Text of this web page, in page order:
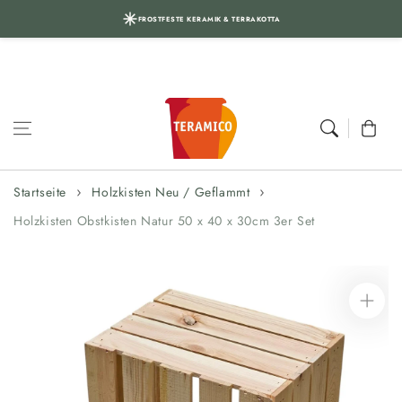
FROSTFESTE KERAMIK & TERRAKOTTA
Zum Inhalt
Startseite
Holzkisten Neu / Geflammt
Holzkisten Obstkisten Natur 50 x 40 x 30cm 3er Set